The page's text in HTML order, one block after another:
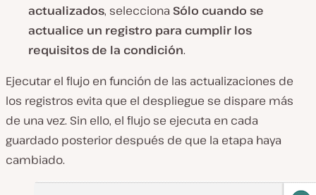
actualizados, selecciona Sólo cuando se
actualice un registro para cumplir los
requisitos de la condición.
Ejecutar el flujo en función de las actualizaciones de
los registros evita que el despliegue se dispare más
de una vez. Sin ello, el flujo se ejecuta en cada
guardado posterior después de que la etapa haya
cambiado.